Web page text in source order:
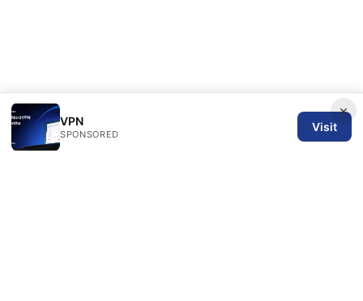
×
VPN
SPONSORED
Visit